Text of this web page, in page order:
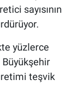
sayısının
yüzlerce
Büyükşehir
teşvik